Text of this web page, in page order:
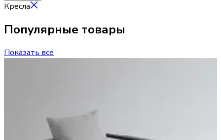
Кресла
Популярные товары
Показать все